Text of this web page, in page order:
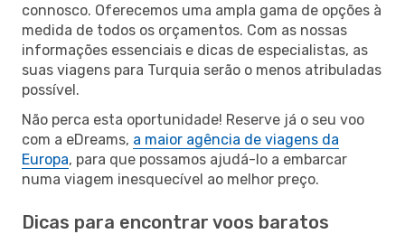
connosco. Oferecemos uma ampla gama de opções à
medida de todos os orçamentos. Com as nossas
informações essenciais e dicas de especialistas, as
suas viagens para Turquia serão o menos atribuladas
possível.
Não perca esta oportunidade! Reserve já o seu voo
com a eDreams, a maior agência de viagens da
Europa, para que possamos ajudá-lo a embarcar
numa viagem inesquecível ao melhor preço.
Dicas para encontrar voos baratos